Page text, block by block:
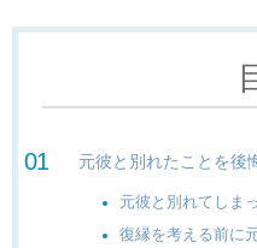
元彼と別れたことを後
元彼と別れてしま
復縁を考える前に